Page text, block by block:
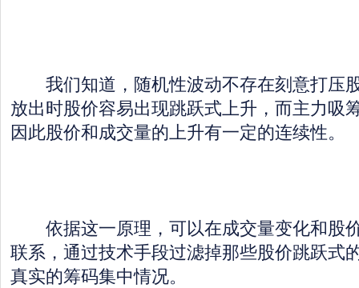
我们知道，随机性波动不存在刻意打压
放出时股价容易出现跳跃式上升，而主力吸
因此股价和成交量的上升有一定的连续性。
依据这一原理，可以在成交量变化和股
联系，通过技术手段过滤掉那些股价跳跃式
真实的筹码集中情况。